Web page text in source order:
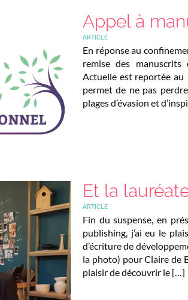
Appel à
ARTICLE
En réponse au
remise des manuscrits
Actuelle est reportée au
permet de ne pas
plages d’évasion et
Et la
ARTICLE
Fin du suspense, en
publishing, j’ai eu le
d’écriture de
la photo) pour Claire de
plaisir de découvrir le […]